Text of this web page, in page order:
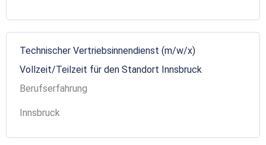
Technischer Vertriebsinnendienst (m/w/x)
Vollzeit/Teilzeit für den Standort Innsbruck
Berufserfahrung
Innsbruck